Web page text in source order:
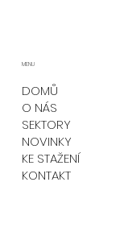
DOMŮ
O NÁS
SEKTORY
NOVINKY
KE STAŽENÍ
KONTAKT
MENU